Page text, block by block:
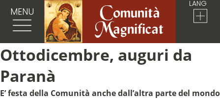
MENU
LANG
Ottodicembre, auguri da
Paranà
E’ festa della Comunità anche dall’altra parte del mondo